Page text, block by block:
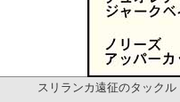
スリランカ遠征のタックル